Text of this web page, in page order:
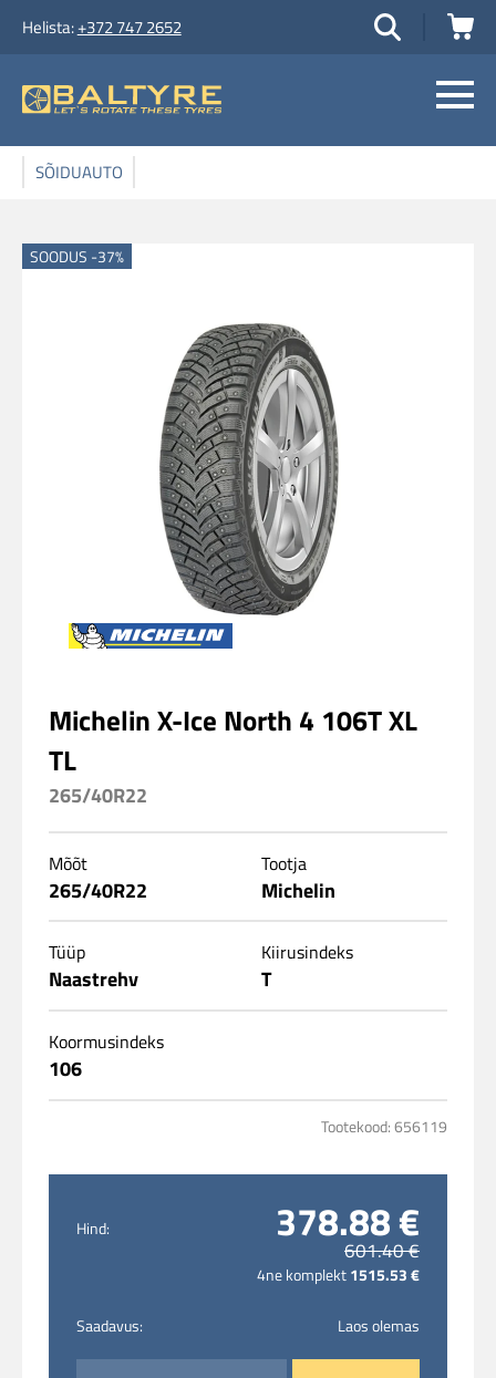
Helista:+372 747 2652
SÕIDUAUTO
SOODUS -37%
Michelin X-Ice North 4 106T XL
TL
265/40R22
Mõõt
265/40R22
Tootja
Michelin
Tüüp
Naastrehv
Kiirusindeks
T
Koormusindeks
106
Tootekood: 656119
Hind: 378.88 €
601.40 €
4ne komplekt 1515.53 €
Saadavus: Laos olemas